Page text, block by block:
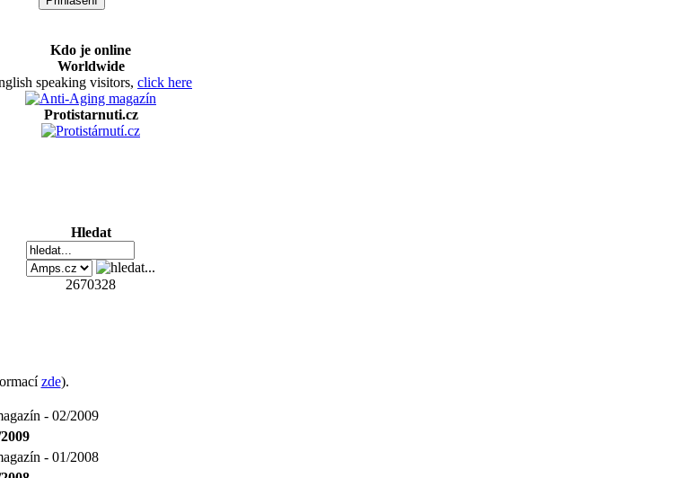
Kdo je online
Worldwide
speaking visitors, click here
Protistarnuti.cz
Hledat
2670328
zde).